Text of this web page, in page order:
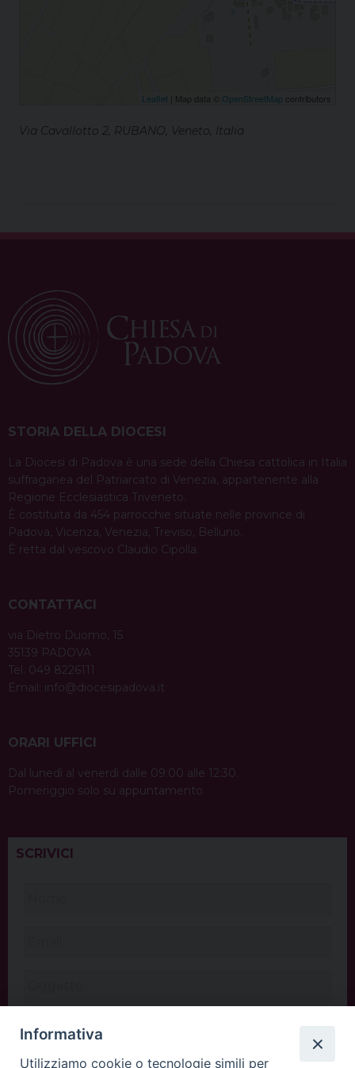
Leaflet | Map data © OpenStreetMap contributors
Via Cavallotto 2, RUBANO, Veneto, Italia
STORIA DELLA DIOCESI
La Diocesi di Padova è una sede della Chiesa cattolica in Italia
suffraganea del Patriarcato di Venezia, appartenente alla
Regione Ecclesiastica Triveneto.
È costituita da 454 parrocchie situate nelle province di
Padova, Vicenza, Venezia, Treviso, Belluno.
È retta dal vescovo Claudio Cipolla.
CONTATTACI
via Dietro Duomo, 15
35139 PADOVA
Tel. 049 8226111
Email: info@diocesipadova.it
ORARI UFFICI
Dal lunedì al venerdì dalle 09:00 alle 12:30.
Pomeriggio solo su appuntamento.
SCRIVICI
Informativa
Utilizziamo cookie o tecnologie simili per